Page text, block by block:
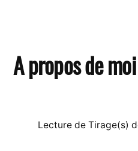
A propos de moi
Lecture de Tirage(s)